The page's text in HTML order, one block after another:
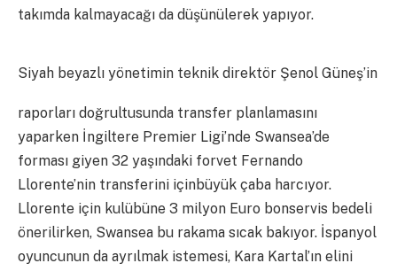
takımda kalmayacağı da düşünülerek yapıyor.
Siyah beyazlı yönetimin teknik direktör Şenol Güneş’in
raporları doğrultusunda transfer planlamasını
yaparken İngiltere Premier Ligi’nde Swansea’de
forması giyen 32 yaşındaki forvet Fernando
Llorente’nin transferini içinbüyük çaba harcıyor.
Llorente için kulübüne 3 milyon Euro bonservis bedeli
önerilirken, Swansea bu rakama sıcak bakıyor. İspanyol
oyuncunun da ayrılmak istemesi, Kara Kartal’ın elini